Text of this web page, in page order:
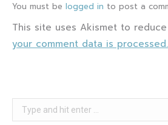
You must be logged in to post a
This site uses Akismet to reduce
your comment data is processed.
Search: